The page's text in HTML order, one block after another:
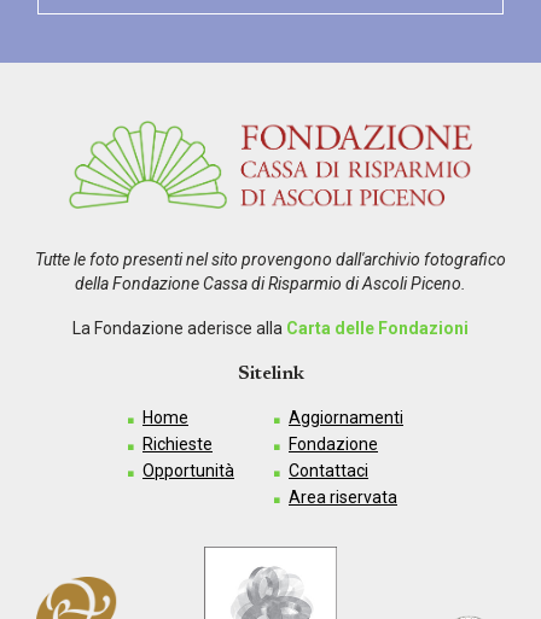
Tutte le foto presenti nel sito provengono dall'archivio fotografico
della Fondazione Cassa di Risparmio di Ascoli Piceno.
La Fondazione aderisce alla Carta delle Fondazioni
Sitelink
Home
Richieste
Opportunità
Aggiornamenti
Fondazione
Contattaci
Area riservata